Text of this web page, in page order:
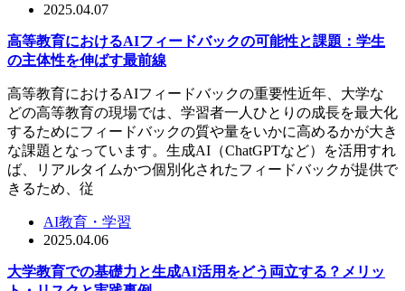
2025.04.07
高等教育におけるAIフィードバックの可能性と課題：学生
の主体性を伸ばす最前線
高等教育におけるAIフィードバックの重要性近年、大学な
どの高等教育の現場では、学習者一人ひとりの成長を最大化
するためにフィードバックの質や量をいかに高めるかが大き
な課題となっています。生成AI（ChatGPTなど）を活用すれ
ば、リアルタイムかつ個別化されたフィードバックが提供で
きるため、従
AI教育・学習
2025.04.06
大学教育での基礎力と生成AI活用をどう両立する？メリッ